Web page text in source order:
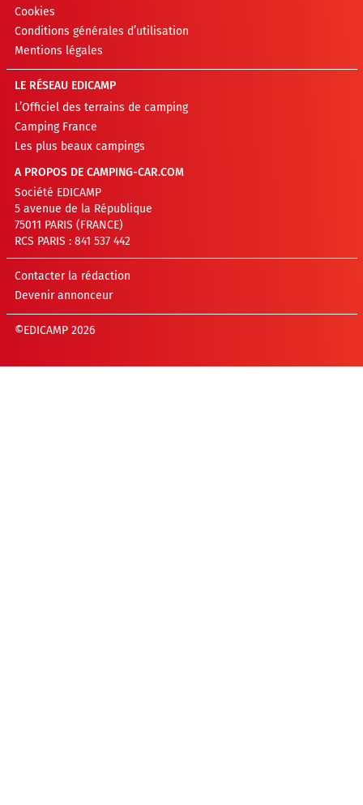
Cookies
Conditions générales d’utilisation
Mentions légales
LE RÉSEAU EDICAMP
L’Officiel des terrains de camping
Camping France
Les plus beaux campings
A PROPOS DE CAMPING-CAR.COM
Société EDICAMP
5 avenue de la République
75011 PARIS (FRANCE)
RCS PARIS : 841 537 442
Contacter la rédaction
Devenir annonceur
©EDICAMP 2026